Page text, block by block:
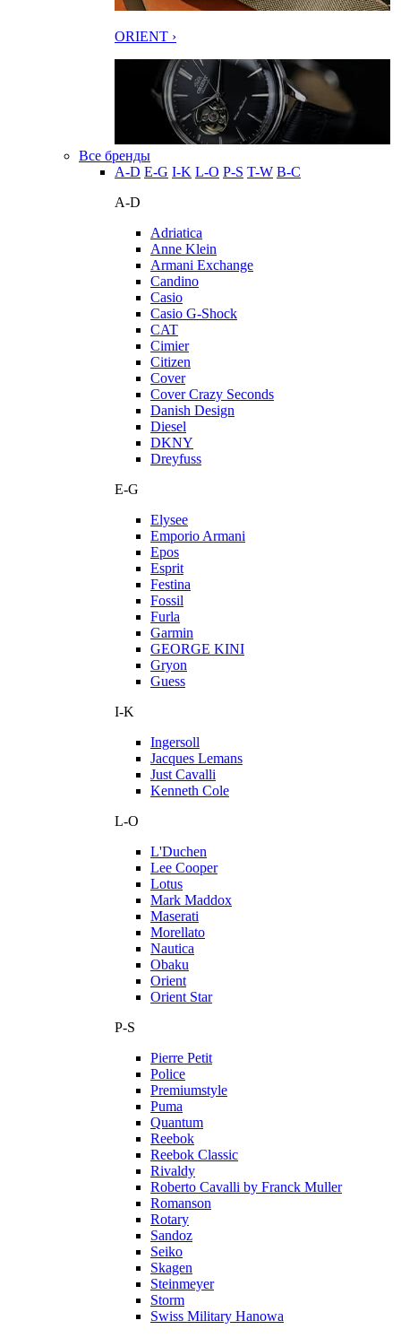
ORIENT ›
Все бренды
A-D E-G I-K L-O P-S T-W В-С
A-D
Adriatica
Anne Klein
Armani Exchange
Candino
Casio
Casio G-Shock
CAT
Cimier
Citizen
Cover
Cover Crazy Seconds
Danish Design
Diesel
DKNY
Dreyfuss
E-G
Elysee
Emporio Armani
Epos
Esprit
Festina
Fossil
Furla
Garmin
GEORGE KINI
Gryon
Guess
I-K
Ingersoll
Jacques Lemans
Just Cavalli
Kenneth Cole
L-O
L'Duchen
Lee Cooper
Lotus
Mark Maddox
Maserati
Morellato
Nautica
Obaku
Orient
Orient Star
P-S
Pierre Petit
Police
Premiumstyle
Puma
Quantum
Reebok
Reebok Classic
Rivaldy
Roberto Cavalli by Franck Muller
Romanson
Rotary
Sandoz
Seiko
Skagen
Steinmeyer
Storm
Swiss Military Hanowa